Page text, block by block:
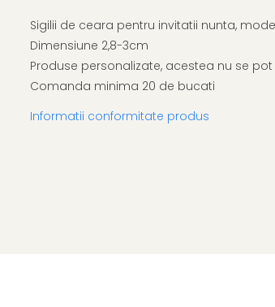
Sigilii de ceara pentru invitatii nunta,
Dimensiune 2,8-3cm
Produse personalizate, acestea nu se
Comanda minima 20 de bucati
Informatii conformitate produs